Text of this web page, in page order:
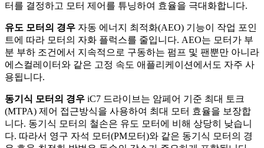
터를 결정하고 모터 제어를 튜닝하여 효율을 극대화합니다.
유도 모터의 경우 자동 에너지 최적화(AEO) 기능이 작업 포인
트에 따라 모터의 자화 플럭스를 줄입니다. AEO는 모터가 부
분 부하 조건에서 지속적으로 구동하는 펌프 및 팬뿐만 아니라
에스컬레이터와 같은 고정 속도 애플리케이션에서도 자주 사
용됩니다.
동기식 모터의 경우 iC7 드라이브는 암페어 기준 최대 토크
(MTPA) 제어 접근방식을 사용하여 최대 모터 효율을 보장합
니다. 동기식 모터의 철손은 유도 모터에 비해 상당히 낮습니
다. 따라서 영구 자석 모터(PM모터)와 같은 동기식 모터의 경